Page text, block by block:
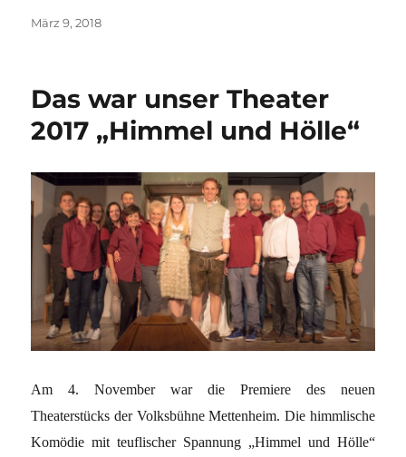
Veröffentlicht
März 9, 2018
Das war unser Theater
2017 „Himmel und Hölle“
Am 4. November war die Premiere des neuen
Theaterstücks der Volksbühne Mettenheim. Die himmlische
Komödie mit teuflischer Spannung „Himmel und Hölle“